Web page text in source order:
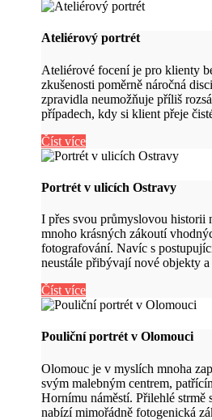
Ateliérový portrét
Ateliérové focení je pro klienty
zkušenosti poměrně náročná
zpravidla neumožňuje příliš
případech, kdy si klient přeje
Číst více
Portrét v ulicích Ostravy
I přes svou průmyslovou historii
mnoho krásných zákoutí
fotografování. Navíc s
neustále přibývají nové objekty
Číst více
Pouliční portrét v Olomouci
Olomouc je v myslích mnoha
svým malebným centrem,
Hornímu náměstí. Přilehlé strmě
nabízí mimořádně fotogenická